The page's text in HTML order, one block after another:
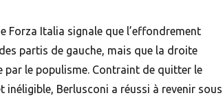
Forza Italia signale que l’effondrement
partis de gauche, mais que la droite
par le populisme. Contraint de quitter le
Berlusconi a réussi à revenir sous